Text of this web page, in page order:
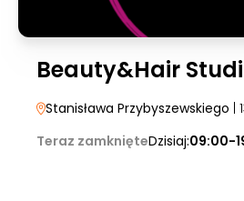
Beauty&Hair
Stanisława Przybyszewskiego |
Teraz zamknięteDzisiaj:09:00-